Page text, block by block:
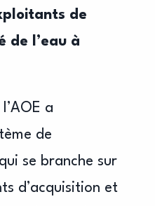
de
de l’eau à
a
de
se branche sur
d’acquisition et